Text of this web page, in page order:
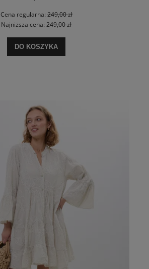
Cena regularna:249,00 zł
Najniższa cena: 249,00 zł
DO KOSZYKA